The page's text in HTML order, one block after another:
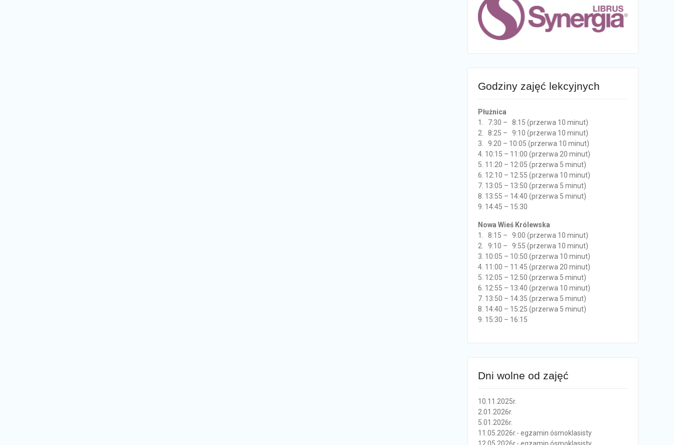
Godziny zajęć lekcyjnych
Płużnica
1. 7:30 – 8:15 (przerwa 10 minut)
2. 8:25 – 9:10 (przerwa 10 minut)
3. 9:20 – 10:05 (przerwa 10 minut)
4. 10:15 – 11:00 (przerwa 20 minut)
5. 11:20 – 12:05 (przerwa 5 minut)
6. 12:10 – 12:55 (przerwa 10 minut)
7. 13:05 – 13:50 (przerwa 5 minut)
8. 13:55 – 14:40 (przerwa 5 minut)
9. 14:45 – 15:30
Nowa Wieś Królewska
1. 8:15 – 9:00 (przerwa 10 minut)
2. 9:10 – 9:55 (przerwa 10 minut)
3. 10:05 – 10:50 (przerwa 10 minut)
4. 11:00 – 11:45 (przerwa 20 minut)
5. 12:05 – 12:50 (przerwa 5 minut)
6. 12:55 – 13:40 (przerwa 10 minut)
7. 13:50 – 14:35 (przerwa 5 minut)
8. 14:40 – 15:25 (przerwa 5 minut)
9. 15:30 – 16:15
Dni wolne od zajęć
10.11.2025r.
2.01.2026r.
5.01.2026r.
11.05.2026r.- egzamin ósmoklasisty